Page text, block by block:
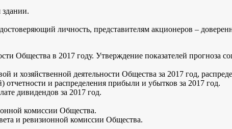
личность, представителям акционеров –
Общества в 2017 году. Утверждение показателей прогноза
и хозяйственной деятельности Общества за 2017 год,
отчетности и распределения прибыли и убытков за 2017 год.
дивидендов за 2017 год.
комиссии Общества.
и ревизионной комиссии Общества.